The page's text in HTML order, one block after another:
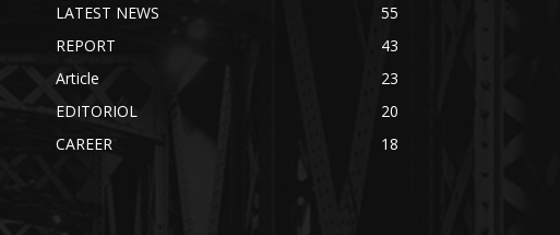
LATEST NEWS
55
REPORT
43
Article
23
EDITORIOL
20
CAREER
18